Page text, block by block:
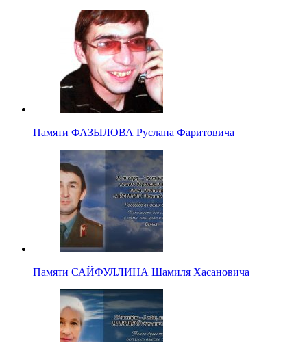
Памяти ФАЗЫЛОВА Руслана Фаритовича
Памяти САЙФУЛЛИНА Шамиля Хасановича